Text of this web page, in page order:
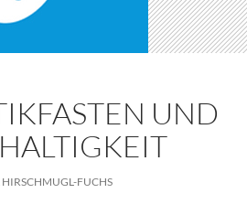
UND
FUCHS